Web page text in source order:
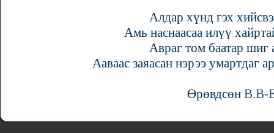
Алдар хүнд гэх
Амь наснаасаа илүү
Авраг том баатар
Ааваас заяасан нэрээ умартдаг
Өрөвдсөн B.B-